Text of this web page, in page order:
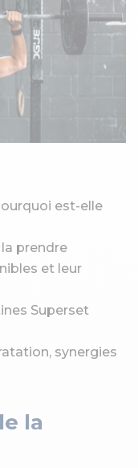
est-elle
prendre
et leur
Superset
synergies
la